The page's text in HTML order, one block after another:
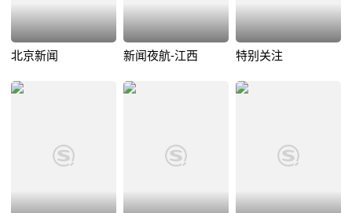
北京新闻 新闻夜航-江西 特别关注